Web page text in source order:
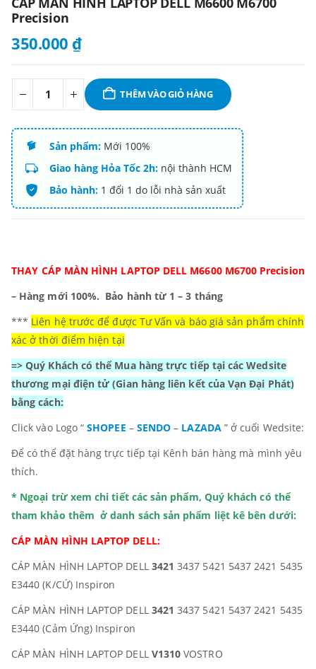
Precision
350.000 ₫
THÊM VÀO GIỎ HÀNG
Sản phẩm:Mới 100%
Giao hàng Hỏa Tốc 2h:nội thành HCM
Bảo hành:1 đổi 1 do lỗi nhà sản xuất
THAY CÁP MÀN HÌNH LAPTOP DELL M6600 M6700 Precision
– Hàng mới 100%. Bảo hành từ 1 – 3 tháng
*** Liên hệ trước để được Tư Vấn và báo giá sản phẩm chính
xác ở thời điểm hiện tại
=> Quý Khách có thể Mua hàng trực tiếp tại các Wedsite
thương mại điện tử(Gian hàng liên kết của Vạn Đại Phát)
bằng cách:
Click vào Logo “ SHOPEE – SENDO – LAZADA ” ở cuối Wedsite:
Để có thể đặt hàng trực tiếp tại Kênh bán hàng mà mình yêu
thích.
* Ngoại trừ xem chi tiết các sản phẩm, Quý khách có thể
tham khảo thêm ở danh sách sản phẩm liệt kê bên dưới:
CÁP MÀN HÌNH LAPTOP DELL:
CÁP MÀN HÌNH LAPTOP DELL 3421 3437 5421 5437 2421 5435
E3440 (K/CỨ) Inspiron
CÁP MÀN HÌNH LAPTOP DELL 3421 3437 5421 5437 2421 5435
E3440 (Cảm Ứng) Inspiron
CÁP MÀN HÌNH LAPTOP DELL V1310 VOSTRO